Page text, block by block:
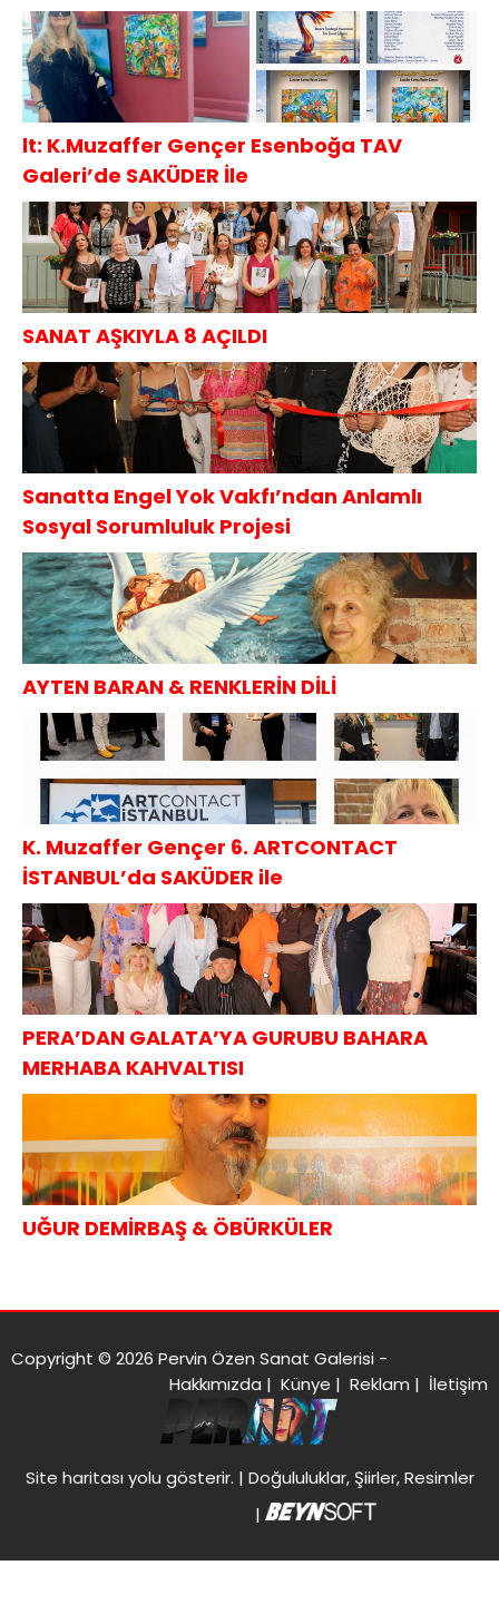
lt: K.Muzaffer Gençer Esenboğa TAV
Galeri’de SAKÜDER İle
SANAT AŞKIYLA 8 AÇILDI
Sanatta Engel Yok Vakfı’ndan Anlamlı
Sosyal Sorumluluk Projesi
AYTEN BARAN & RENKLERİN DİLİ
K. Muzaffer Gençer 6. ARTCONTACT
İSTANBUL’da SAKÜDER ile
PERA’DAN GALATA’YA GURUBU BAHARA
MERHABA KAHVALTISI
UĞUR DEMİRBAŞ & ÖBÜRKÜLER
Copyright © 2026 Pervin Özen Sanat Galerisi -
Hakkımızda | Künye | Reklam | İletişim
Site haritası yolu gösterir. | Doğululuklar, Şiirler, Resimler
|